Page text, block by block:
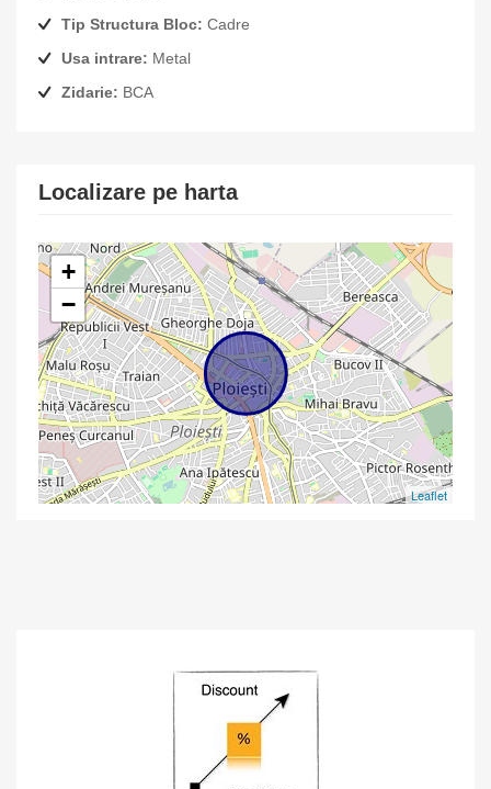
Tip Structura Bloc: Cadre
Usa intrare: Metal
Zidarie: BCA
Localizare pe harta
+
−
Leaflet